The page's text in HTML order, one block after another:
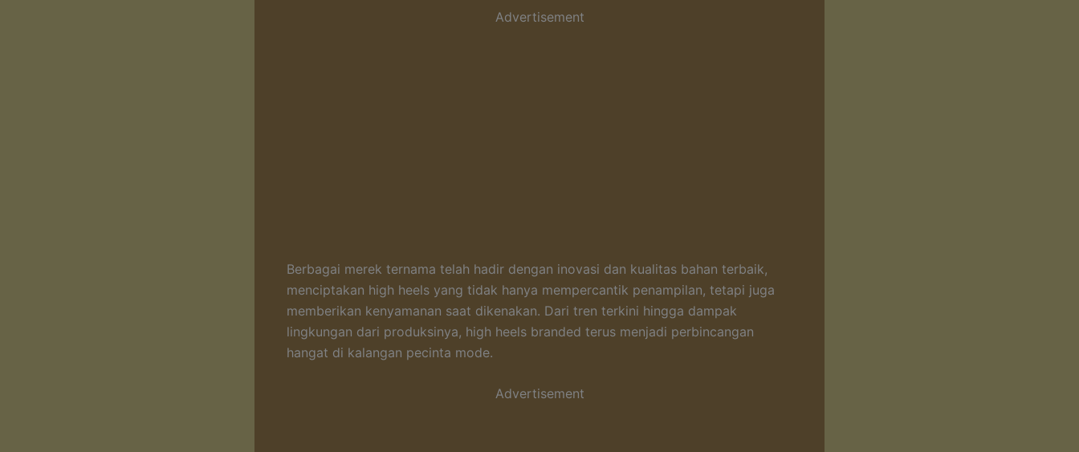
Advertisement
Berbagai merek ternama telah hadir dengan inovasi dan kualitas bahan terbaik,
menciptakan high heels yang tidak hanya mempercantik penampilan, tetapi juga
memberikan kenyamanan saat dikenakan. Dari tren terkini hingga dampak
lingkungan dari produksinya, high heels branded terus menjadi perbincangan
hangat di kalangan pecinta mode.
Advertisement